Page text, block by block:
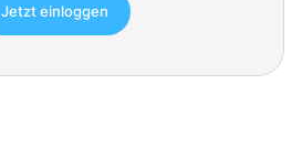
Jetzt einloggen